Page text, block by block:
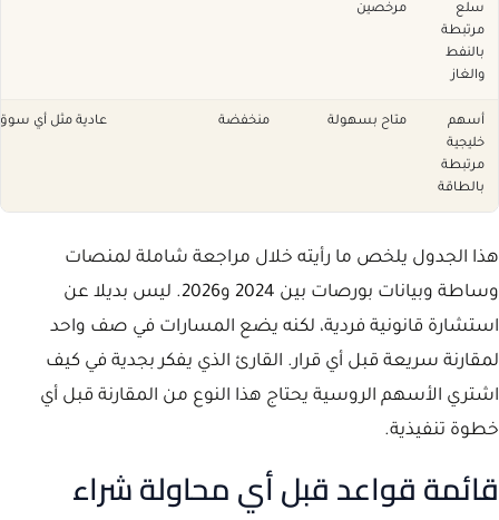
سلع
مرتبطة
بالنفط
والغاز
مرخصين
أسهم
خليجية
مرتبطة
بالطاقة
متاح بسهولة منخفضة عادية مثل أي
هذا الجدول يلخص ما رأيته خلال مراجعة شاملة لمنصات
وساطة وبيانات بورصات بين 2024 و2026. ليس بديلا عن
استشارة قانونية فردية، لكنه يضع المسارات في صف واحد
لمقارنة سريعة قبل أي قرار. القارئ الذي يفكر بجدية في كيف
اشتري الأسهم الروسية يحتاج هذا النوع من المقارنة قبل أي
خطوة تنفيذية.
قائمة قواعد قبل أي محاولة شراء